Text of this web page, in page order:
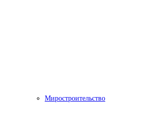
Миростроительство